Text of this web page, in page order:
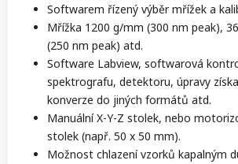
Softwarem řízený výběr mřížek a
Mřížka 1200 g/mm (300 nm peak),
(250 nm peak) atd.
Software Labview, softwarová
spektrografu, detektoru, úpravy
konverze do jiných formátů atd.
Manuální X-Y-Z stolek, nebo
stolek (např. 50 x 50 mm).
Možnost chlazení vzorků kapalným